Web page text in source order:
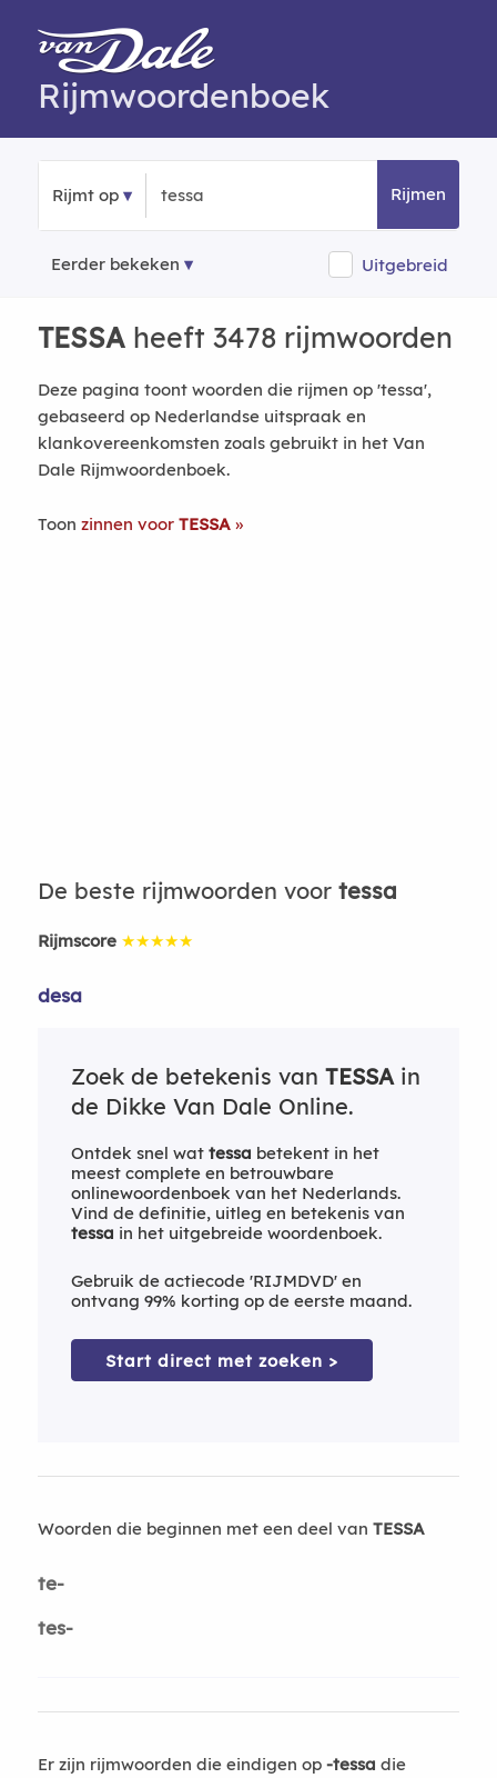
Rijmwoordenboek
Rijmt op Rijmen
Eerder bekeken Uitgebreid
TESSAheeft 3478 rijmwoorden
Deze pagina toont woorden die rijmen op 'tessa',
gebaseerd op Nederlandse uitspraak en
klankovereenkomsten zoals gebruikt in het Van
Dale Rijmwoordenboek.
Toon zinnen voor TESSA
De beste rijmwoorden voor tessa
Rijmscore ★★★★★
desa
Zoek de betekenis van TESSAin
de Dikke Van Dale Online.
Ontdek snel wat tessa betekent in het
meest complete en betrouwbare
onlinewoordenboek van het Nederlands.
Vind de definitie, uitleg en betekenis van
tessa in het uitgebreide woordenboek.
Gebruik de actiecode 'RIJMDVD' en
ontvang 99% korting op de eerste maand.
Start direct met zoeken >
Woorden die beginnen met een deel van TESSA
te-
tes-
Er zijn rijmwoorden die eindigen op -tessa die